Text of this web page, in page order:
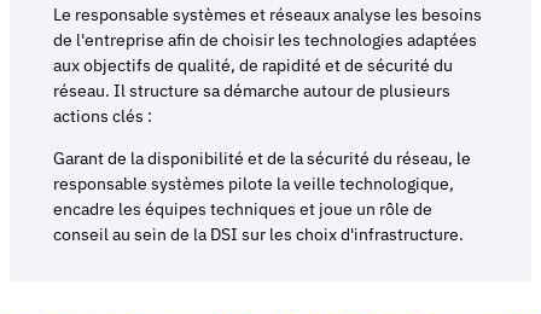
Le responsable systèmes et réseaux analyse les besoins
de l'entreprise afin de choisir les technologies adaptées
aux objectifs de qualité, de rapidité et de sécurité du
réseau. Il structure sa démarche autour de plusieurs
actions clés :
Garant de la disponibilité et de la sécurité du réseau, le
responsable systèmes pilote la veille technologique,
encadre les équipes techniques et joue un rôle de
conseil au sein de la DSI sur les choix d'infrastructure.